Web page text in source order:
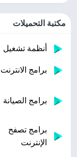
مكتبة التحميلات
أنظمة تشغيل
برامج الانترنت
برامج الصيانة
برامج تصفح
الإنترنت